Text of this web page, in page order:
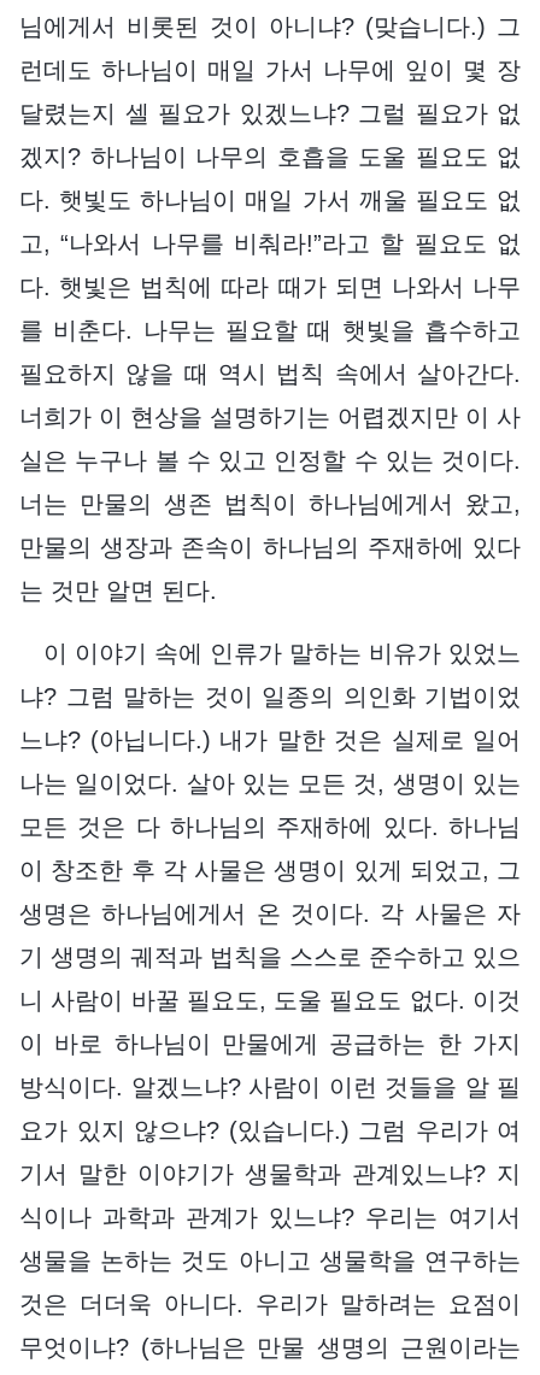
님에게서 비롯된 것이 아니냐? (맞습니다.) 그
런데도 하나님이 매일 가서 나무에 잎이 몇 장
달렸는지 셀 필요가 있겠느냐? 그럴 필요가 없
겠지? 하나님이 나무의 호흡을 도울 필요도 없
다. 햇빛도 하나님이 매일 가서 깨울 필요도 없
고, “나와서 나무를 비춰라!”라고 할 필요도 없
다. 햇빛은 법칙에 따라 때가 되면 나와서 나무
를 비춘다. 나무는 필요할 때 햇빛을 흡수하고
필요하지 않을 때 역시 법칙 속에서 살아간다.
너희가 이 현상을 설명하기는 어렵겠지만 이 사
실은 누구나 볼 수 있고 인정할 수 있는 것이다.
너는 만물의 생존 법칙이 하나님에게서 왔고,
만물의 생장과 존속이 하나님의 주재하에 있다
는 것만 알면 된다.
이 이야기 속에 인류가 말하는 비유가 있었느
냐? 그럼 말하는 것이 일종의 의인화 기법이었
느냐? (아닙니다.) 내가 말한 것은 실제로 일어
나는 일이었다. 살아 있는 모든 것, 생명이 있는
모든 것은 다 하나님의 주재하에 있다. 하나님
이 창조한 후 각 사물은 생명이 있게 되었고, 그
생명은 하나님에게서 온 것이다. 각 사물은 자
기 생명의 궤적과 법칙을 스스로 준수하고 있으
니 사람이 바꿀 필요도, 도울 필요도 없다. 이것
이 바로 하나님이 만물에게 공급하는 한 가지
방식이다. 알겠느냐? 사람이 이런 것들을 알 필
요가 있지 않으냐? (있습니다.) 그럼 우리가 여
기서 말한 이야기가 생물학과 관계있느냐? 지
식이나 과학과 관계가 있느냐? 우리는 여기서
생물을 논하는 것도 아니고 생물학을 연구하는
것은 더더욱 아니다. 우리가 말하려는 요점이
무엇이냐? (하나님은 만물 생명의 근원이라는